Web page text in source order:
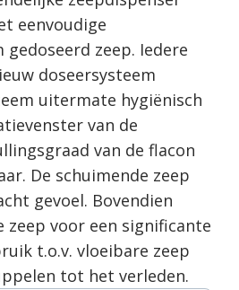
eenvoudige
zeep. Iedere
doseersysteem
uitermate hygiënisch
van de
van de flacon
De schuimende zeep
gevoel. Bovendien
zeep voor een significante
t.o.v. vloeibare zeep
tot het verleden.